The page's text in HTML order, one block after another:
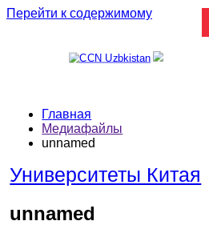
Перейти к содержимому
Главная
Медиафайлы
unnamed
Университеты Китая
unnamed